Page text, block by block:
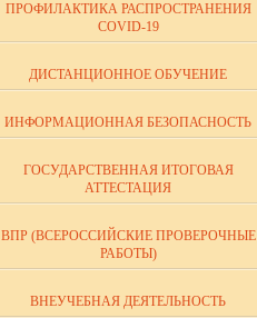
ПРОФИЛАКТИКА РАСПРОСТРАНЕНИЯ
COVID-19
ДИСТАНЦИОННОЕ ОБУЧЕНИЕ
ИНФОРМАЦИОННАЯ БЕЗОПАСНОСТЬ
ГОСУДАРСТВЕННАЯ ИТОГОВАЯ
АТТЕСТАЦИЯ
ВПР (ВСЕРОССИЙСКИЕ ПРОВЕРОЧНЫЕ
РАБОТЫ)
ВНЕУЧЕБНАЯ ДЕЯТЕЛЬНОСТЬ